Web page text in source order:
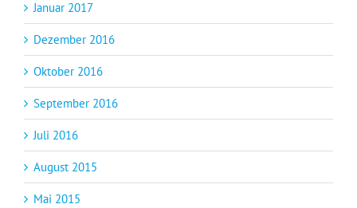
Januar 2017
Dezember 2016
Oktober 2016
September 2016
Juli 2016
August 2015
Mai 2015